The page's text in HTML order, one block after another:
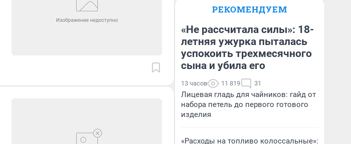
РЕКОМЕНДУЕМ
«Не рассчитала силы»: 18-
летняя ужурка пыталась
успокоить трехмесячного
сына и убила его
13 часов 11 819 31
Лицевая гладь для чайников: гайд от
набора петель до первого готового
изделия
«Расходы на топливо колоссальные»: